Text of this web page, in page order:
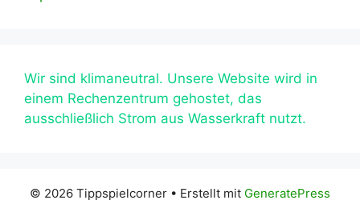
Wir sind klimaneutral. Unsere Website wird in
einem Rechenzentrum gehostet, das
ausschließlich Strom aus Wasserkraft nutzt.
© 2026 Tippspielcorner • Erstellt mit GeneratePress